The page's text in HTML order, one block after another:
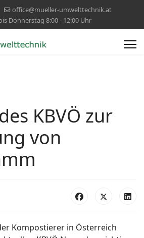
office@mueller-umwelttechnik.at
Donnerstag 8:00 - 12:00 Uhr
KBVÖ zur
von
Kompostierer in Österreich